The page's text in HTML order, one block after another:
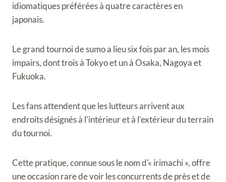
idiomatiques préférées à quatre caractères en
japonais.
Le grand tournoi de sumo a lieu six fois par an, les mois
impairs, dont trois à Tokyo et un à Osaka, Nagoya et
Fukuoka.
Les fans attendent que les lutteurs arrivent aux
endroits désignés à l'intérieur et à l'extérieur du terrain
du tournoi.
Cette pratique, connue sous le nom d'« irimachi », offre
une occasion rare de voir les concurrents de près et de